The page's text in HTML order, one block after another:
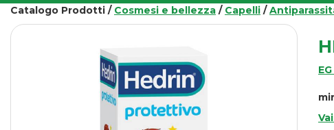
Catalogo Prodotti / Cosmesi e bellezza / Capelli /